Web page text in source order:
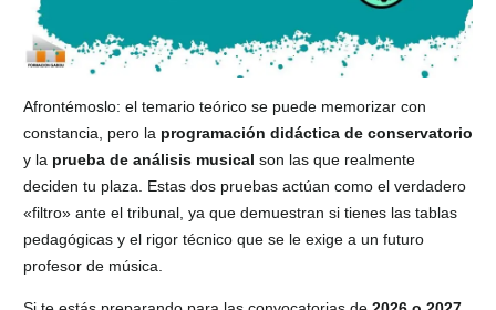
Afrontémoslo: el temario teórico se puede memorizar con
constancia, pero la programación didáctica de conservatorio
y la prueba de análisis musical son las que realmente
deciden tu plaza. Estas dos pruebas actúan como el verdadero
«filtro» ante el tribunal, ya que demuestran si tienes las tablas
pedagógicas y el rigor técnico que se le exige a un futuro
profesor de música.